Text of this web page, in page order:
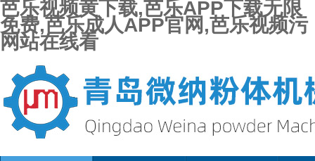
芭乐视频黄下载,芭乐APP下载无限
免费,芭乐成人APP官网,芭乐视频污
网站在线看